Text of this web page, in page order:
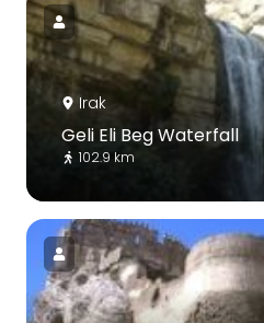
Irak
Geli Eli Beg Waterfall
102.9 km